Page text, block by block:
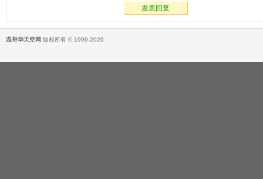
发表回复
温哥华天空网 版权所有 © 1999-2026